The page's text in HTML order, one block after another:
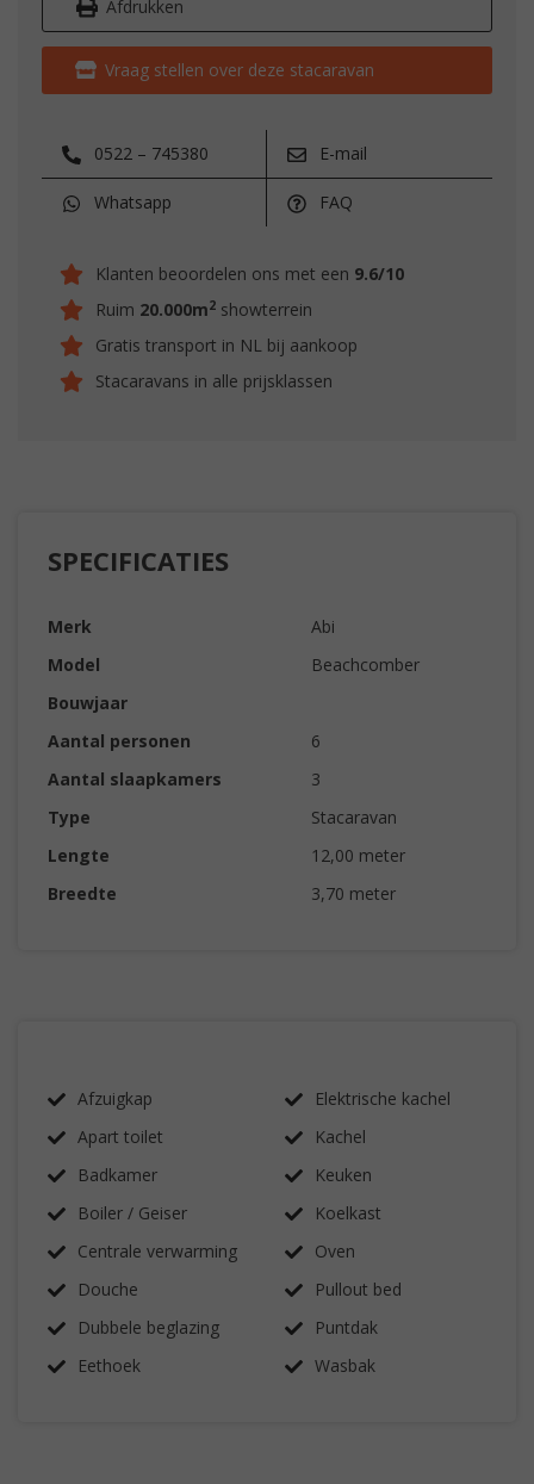
Afdrukken
Vraag stellen over deze stacaravan
0522 – 745380 E-mail
Whatsapp FAQ
Klanten beoordelen ons met een 9.6/10
Ruim 20.000m2 showterrein
Gratis transport in NL bij aankoop
Stacaravans in alle prijsklassen
SPECIFICATIES
Merk
Abi
Model
Beachcomber
Bouwjaar
Aantal personen
6
Aantal slaapkamers
3
Type
Stacaravan
Lengte
12,00 meter
Breedte
3,70 meter
Afzuigkap
Apart toilet
Badkamer
Boiler / Geiser
Centrale verwarming
Douche
Dubbele beglazing
Eethoek
Elektrische kachel
Kachel
Keuken
Koelkast
Oven
Pullout bed
Puntdak
Wasbak